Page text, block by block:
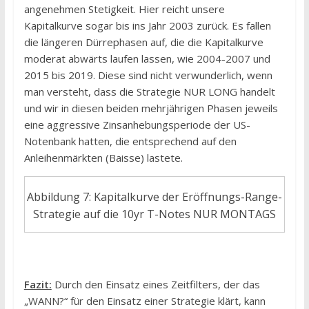
angenehmen Stetigkeit. Hier reicht unsere
Kapitalkurve sogar bis ins Jahr 2003 zurück. Es fallen
die längeren Dürrephasen auf, die die Kapitalkurve
moderat abwärts laufen lassen, wie 2004-2007 und
2015 bis 2019. Diese sind nicht verwunderlich, wenn
man versteht, dass die Strategie NUR LONG handelt
und wir in diesen beiden mehrjährigen Phasen jeweils
eine aggressive Zinsanhebungsperiode der US-
Notenbank hatten, die entsprechend auf den
Anleihenmärkten (Baisse) lastete.
Abbildung 7: Kapitalkurve der Eröffnungs-Range-
Strategie auf die 10yr T-Notes NUR MONTAGS
Fazit: Durch den Einsatz eines Zeitfilters, der das
„WANN?“ für den Einsatz einer Strategie klärt, kann